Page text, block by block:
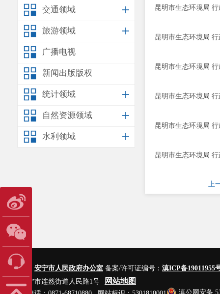
交通领域
旅游领域
广播电视
新闻出版版权
统计领域
自然资源领域
水利领域
昆明市生态环境局
昆明市生态环境局
昆明市生态环境局
昆明市生态环境局
昆明市生态环境局
昆明市生态环境局
上
主办单位： 安宁市人民政府办公室 备案/许可证编号： 滇ICP备19011955
地址：安宁市连然街道人民路1号
网站地图
滇公网安备